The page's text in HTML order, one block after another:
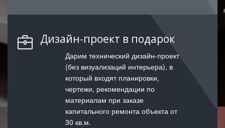
Дизайн-проект в подарок
Дарим технический дизайн-проект
(без визуализаций интерьера), в
который входят планировки,
чертежи, рекомендации по
материалам при заказе
капитального ремонта объекта от
30 кв.м.